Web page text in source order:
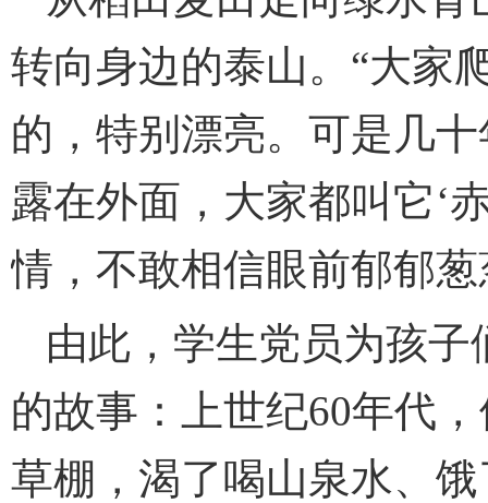
转向身边的泰山。“大家
的，特别漂亮。可是几
露在外面，大家都叫它‘
情，不敢相信眼前郁郁
由此，学生党员为孩
的故事：上世纪60年代
草棚，渴了喝山泉水、